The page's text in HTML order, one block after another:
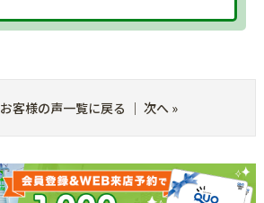
お客様の声一覧に戻る ｜ 次へ»